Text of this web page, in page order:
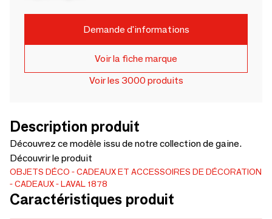
Demande d'informations
Voir la fiche marque
Voir les 3000 produits
Description produit
Découvrez ce modèle issu de notre collection de gaine.
Découvrir le produit
OBJETS DÉCO
CADEAUX ET ACCESSOIRES DE DÉCORATION
CADEAUX
LAVAL 1878
Caractéristiques produit